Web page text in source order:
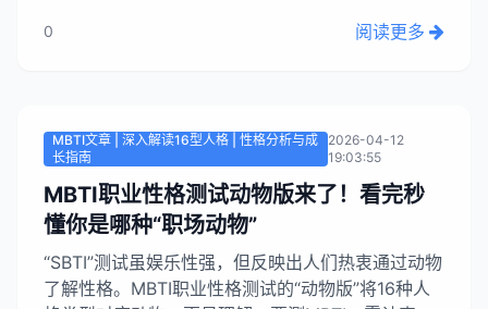
本人”。作者作为长期沉浸心理学模型的人，将陪大
0 阅读更多
MBTI文章 | 深入解读16型人格 | 性格分析与成
长指南
2026-04-12
19:03:55
MBTI职业性格测试动物版来了！看完秒
懂你是哪种“职场动物”
“SBTI”测试虽娱乐性强，但反映出人们热衷通过动物
了解性格。MBTI职业性格测试的“动物版”将16种人